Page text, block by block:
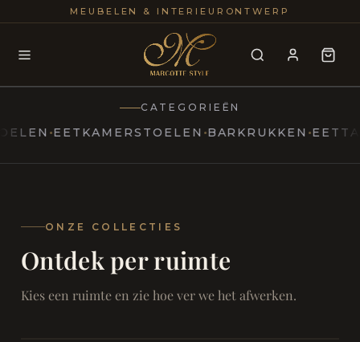
MEUBELEN & INTERIEURONTWERP
Modern
Marcottestyle Living
25+
CATEGORIEËN
EETKAMERSTOELEN BARKRUKKEN EETTAFELS
ONZE COLLECTIES
Ontdek per ruimte
Kies een ruimte en zie hoe ver we het afwerken.
SAMEN ONTSPANNEN
Woonkamer
Eetkamer
RUST EN RETRAITE